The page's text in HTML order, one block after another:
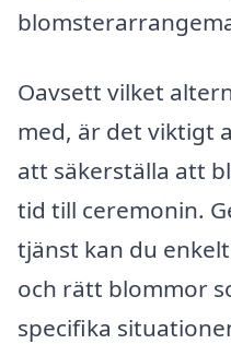
Oavsett vilket
med, är det viktigt
att säkerställa att
tid till ceremonin.
tjänst kan du
och rätt blommor
specifika